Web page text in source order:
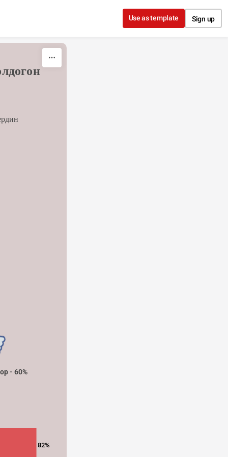
Use as template Sign up
- 60%
82%